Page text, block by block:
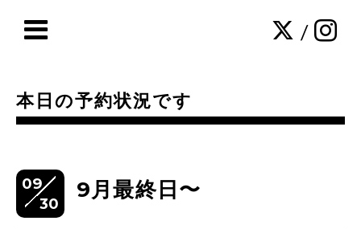
/
本日の予約状況です
09
30
9月最終日〜